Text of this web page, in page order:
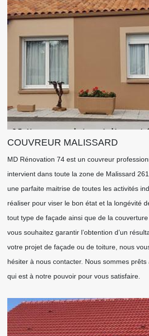
COUVREUR MALISSARD
MD Rénovation 74 est un couvreur
intervient dans toute la zone de Malissard
une parfaite maitrise de toutes les activités
réaliser pour viser le bon état et la longévité
tout type de façade ainsi que de la
vous souhaitez garantir l’obtention d’un
votre projet de façade ou de toiture, nous
hésiter à nous contacter. Nous sommes
qui est à notre pouvoir pour vous satisfaire.